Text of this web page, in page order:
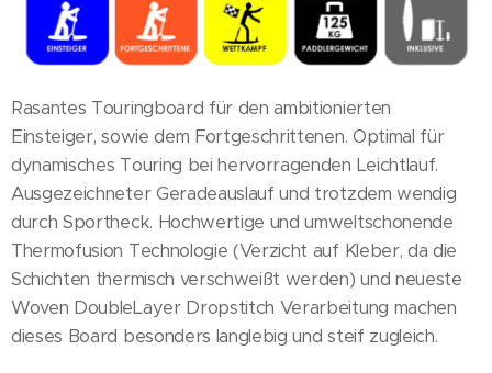
Rasantes Touringboard für den ambitionierten
Einsteiger, sowie dem Fortgeschrittenen. Optimal für
dynamisches Touring bei hervorragenden Leichtlauf.
Ausgezeichneter Geradeauslauf und trotzdem wendig
durch Sportheck. Hochwertige und umweltschonende
Thermofusion Technologie (Verzicht auf Kleber, da die
Schichten thermisch verschweißt werden) und neueste
Woven DoubleLayer Dropstitch Verarbeitung machen
dieses Board besonders langlebig und steif zugleich.